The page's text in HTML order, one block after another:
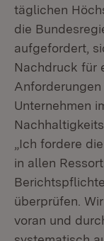
täglichen
die
aufgefordert,
Nachdruck für
Unternehmen
„Ich fordere
in allen
überprüfen.
voran und